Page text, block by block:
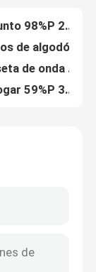
Cable de poliéster de algodón Tejido Jacquard Sí 89%P 6%M 5%SP 148CM 165GSM C03-021
Mediano GSM Tejido Jacquard Tejido 98% Poliéster 2% Espandéx 16CM 300GSN F01-050
Forma Técnicas de varios colores Sequins bordados Material M01-043
Varias formas Sequins Ropa bordada para la venta M13-003